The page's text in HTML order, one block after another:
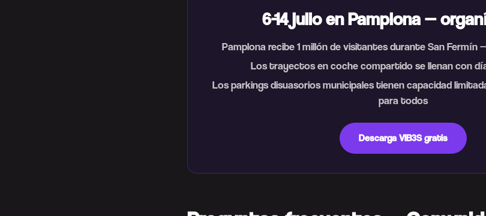
6-14 julio en Pamplona —
Pamplona recibe 1 millón de visitantes durante San Fermín
Los trayectos en coche compartido se llenan con
Los parkings disuasorios municipales tienen capacidad
para todos
Descarga VIB3S gratis